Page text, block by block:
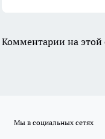
Комментарии на
Мы в социальных сетях